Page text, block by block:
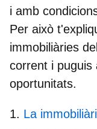
i amb
Per això
immobiliàries
corrent i puguis
oportunitats.
La